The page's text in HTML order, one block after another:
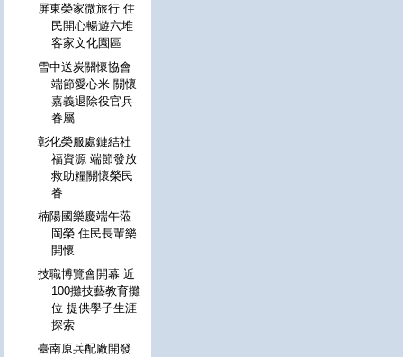
屏東榮家微旅行 住
民開心暢遊六堆
客家文化園區
雪中送炭關懷協會
端節愛心米 關懷
嘉義退除役官兵
眷屬
彰化榮服處鏈結社
福資源 端節發放
救助糧關懷榮民
眷
楠陽國樂慶端午蒞
岡榮 住民長輩樂
開懷
技職博覽會開幕 近
100攤技藝教育攤
位 提供學子生涯
探索
臺南原兵配廠開發